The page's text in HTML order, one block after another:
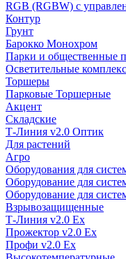
RGB (RGBW) с
Контур
Грунт
Барокко Монохром
Парки и общественные
Осветительные
Торшеры
Парковые Торшерные
Акцент
Складские
Т-Линия v2.0 Оптик
Для растений
Агро
Оборудования для
Оборудование для
Оборудование для
Взрывозащищенные
Т-Линия v2.0 Ex
Прожектор v2.0 Ex
Профи v2.0 Ex